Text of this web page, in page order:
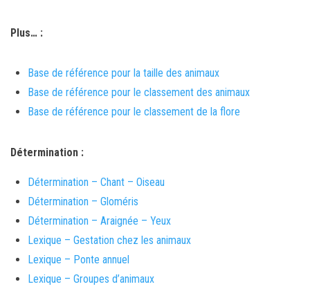
Plus… :
Base de référence pour la taille des animaux
Base de référence pour le classement des animaux
Base de référence pour le classement de la flore
Détermination :
Détermination – Chant – Oiseau
Détermination – Gloméris
Détermination – Araignée – Yeux
Lexique – Gestation chez les animaux
Lexique – Ponte annuel
Lexique – Groupes d’animaux